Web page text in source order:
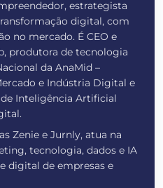
estrategista
digital, com
no mercado. É CEO e
produtora de tecnologia
da AnaMid –
e Indústria Digital e
Inteligência Artificial
Zenie e Jurnly, atua na
tecnologia, dados e IA
digital de empresas e